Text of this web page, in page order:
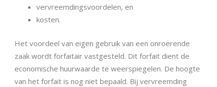
vervreemdingsvoordelen, en
kosten.
Het voordeel van eigen gebruik van een onroerende
zaak wordt forfaitair vastgesteld. Dit forfait dient de
economische huurwaarde te weerspiegelen. De hoogte
van het forfait is nog niet bepaald. Bij vervreemding